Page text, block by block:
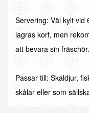
Servering: Väl kylt vid
lagras kort, men
att bevara sin fräschör.
Passar till: Skaldjur,
skålar eller som